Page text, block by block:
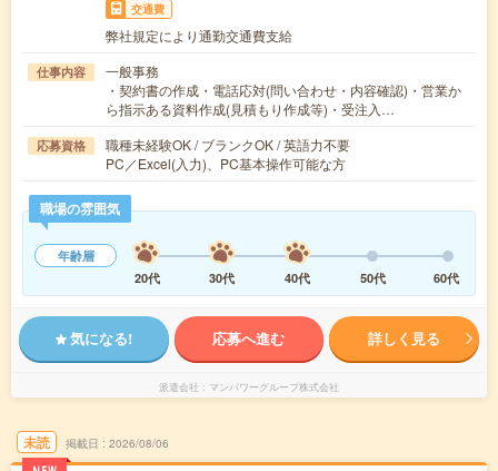
交通費
弊社規定により通勤交通費支給
仕事内容
一般事務
・契約書の作成・電話応対(問い合わせ・内容確認)・営業か
ら指示ある資料作成(見積もり作成等)・受注入…
応募資格
職種未経験OK / ブランクOK / 英語力不要
PC／Excel(入力)、PC基本操作可能な方
職場の雰囲気
年齢層
20代
30代 40代 50代 60代
気になる! 応募へ進む 詳しく見る
派遣会社 マンパワーグループ株式会社
未読 掲載日 2026/08/06